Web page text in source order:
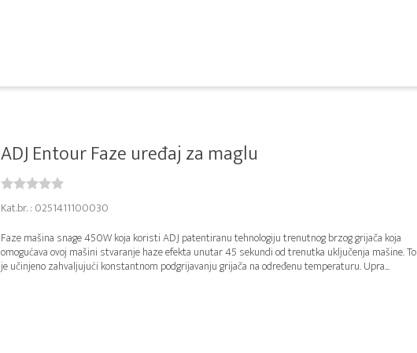
ADJ Entour Faze uređaj za maglu
Kat.br. : 0251411100030
Faze mašina snage 450W koja koristi ADJ patentiranu tehnologiju trenutnog brzog grijača koja
omogućava ovoj mašini stvaranje haze efekta unutar 45 sekundi od trenutka uključenja mašine. To
je učinjeno zahvaljujući konstantnom podgrijavanju grijača na određenu temperaturu. Upra...